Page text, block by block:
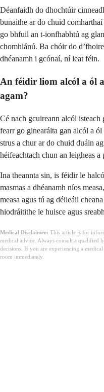
Déanfaidh do dhochtúir
bunaithe ar do chuid
go bhfuil an t-ionfhabhtú ag
chomhlánú. Ba chóir do
dhéanamh i gcónaí, ní leat féin.
An féidir liom alcól a ól
agam?
Cé nach gcuireann alcól
fearr go ginearálta gan alcól a
strus a chur ar do chuid duáin
héifeachtach chun an leigheas a
Ina theannta sin, is féidir le
masmas a dhéanamh níos
measa agus tú ag déileáil
hiodráitithe le huisce agus
Medical Disclaimer: This article is for
medical advice. Always consult a qualified
decisions. If you are experiencing a
room immediately.